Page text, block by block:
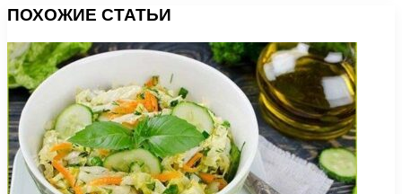
ПОХОЖИЕ СТАТЬИ